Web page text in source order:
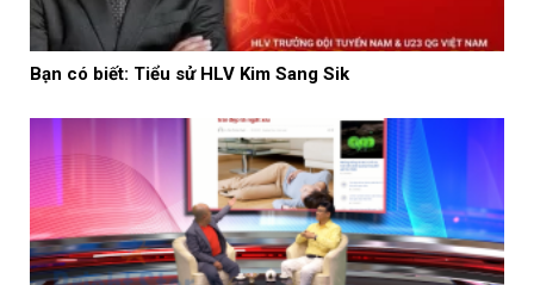
Bạn có biết: Tiểu sử HLV Kim Sang Sik